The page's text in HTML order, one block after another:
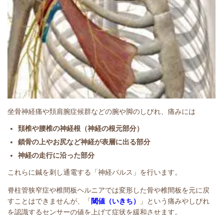
坐骨神経痛や頚肩腕症候群などの腕や脚のしびれ、痛みには
頚椎や腰椎の神経根（神経の根元部分）
鎖骨の上やお尻など神経が表層に出る部分
神経の走行に沿った部分
これらに鍼を刺し通電する「神経パルス」を行います。
脊柱管狭窄症や椎間板ヘルニアでは変形した骨や椎間板を元に戻
すことはできませんが、「 閾値（いきち）
」という痛みやしびれ
を認識するセンサーの値を上げて症状を緩和させます。